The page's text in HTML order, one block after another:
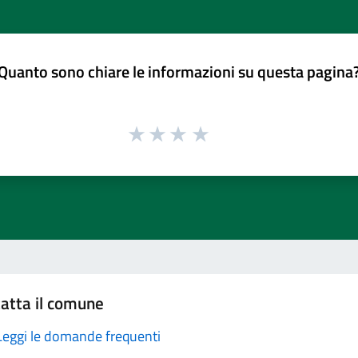
sono chiare le informazioni su questa
il comune
le domande frequenti